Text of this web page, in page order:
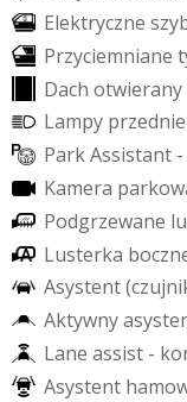
Elektryczne szy
Przyciemniane t
Dach otwierany
Lampy przednie
ParkAssistant -
Kamera parkow
Podgrzewane lu
Lusterka boczn
Asystent(czujni
Aktywnyasyste
Lane assist - ko
Asystent hamo